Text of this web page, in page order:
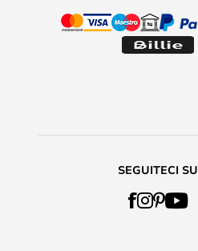
SEGUITECI SU